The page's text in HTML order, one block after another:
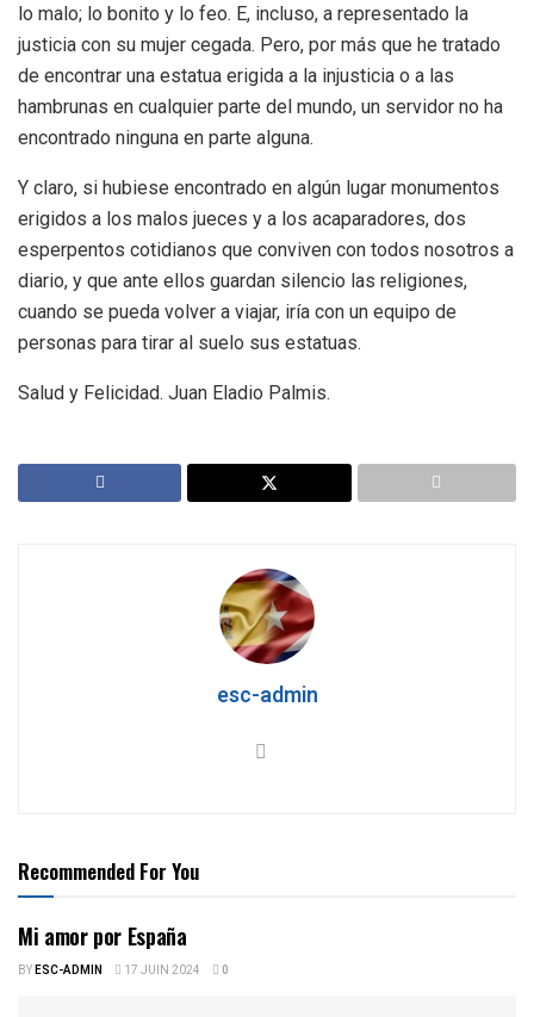
lo malo; lo bonito y lo feo. E, incluso, a representado la
justicia con su mujer cegada. Pero, por más que he tratado
de encontrar una estatua erigida a la injusticia o a las
hambrunas en cualquier parte del mundo, un servidor no ha
encontrado ninguna en parte alguna.
Y claro, si hubiese encontrado en algún lugar monumentos
erigidos a los malos jueces y a los acaparadores, dos
esperpentos cotidianos que conviven con todos nosotros a
diario, y que ante ellos guardan silencio las religiones,
cuando se pueda volver a viajar, iría con un equipo de
personas para tirar al suelo sus estatuas.
Salud y Felicidad. Juan Eladio Palmis.
esc-admin
Recommended For You
Mi amor por España
BYESC-ADMIN 17 JUIN 2024 0